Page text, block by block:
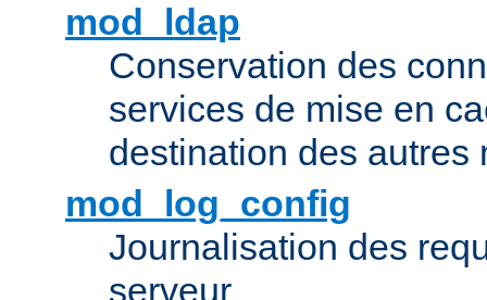
mod_ldap
Conservation des
services de mise en
destination des autres
mod_log_config
Journalisation des
serveur